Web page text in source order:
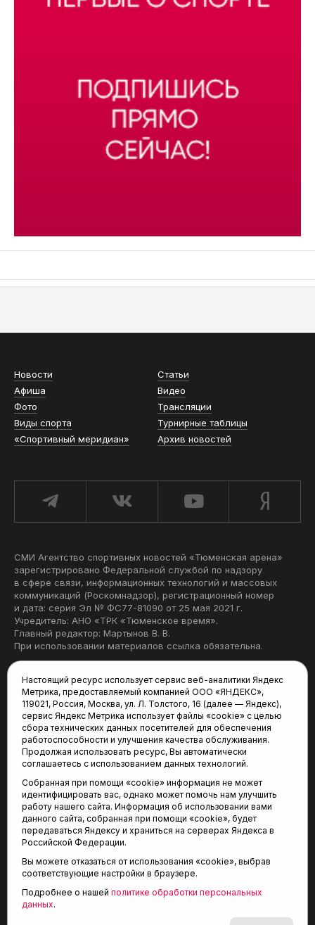
Новости
Статьи
Афиша
Видео
Фото
Трансляции
Виды спорта
Турнирные таблицы
«Спортивный меридиан»
Архив новостей
СМИ Агентство спортивных новостей «Тюменская арена»
зарегистрировано Федеральной службой по надзору
в сфере связи, информационных технологий и массовых
коммуникаций (Роскомнадзор), регистрационный номер
и дата: серия Эл № ФС77-81090 от 25 мая 2021 г.
Учредитель: АНО «ТРК «Тюменское время».
Главный редактор: Мартынов В. В.
При использовании материалов ссылка обязательна.
Редакция:
625035, Тюмень, пр. Геологоразведчиков, 28А
(3452) 68-22-28
tum-arena@mail.ru
Отдел продаж:
(3452) 68-89-78
kotovaev@sibinformburo.ru
© 2001-2026 Агентство спортивных новостей
Настоящий ресурс использует сервис веб-аналитики Яндекс
Метрика, предоставляемый компанией ООО «ЯНДЕКС»,
119021, Россия, Москва, ул. Л. Толстого, 16 (далее — Яндекс),
сервис Яндекс Метрика использует файлы «cookie» с целью
сбора технических данных посетителей для обеспечения
работоспособности и улучшения качества обслуживания.
Продолжая использовать ресурс, Вы автоматически
соглашаетесь с использованием данных технологий.
Собранная при помощи «cookie» информация не может
идентифицировать вас, однако может помочь нам улучшить
работу нашего сайта. Информация об использовании вами
данного сайта, собранная при помощи «cookie», будет
передаваться Яндексу и храниться на серверах Яндекса в
Российской Федерации.
Вы можете отказаться от использования «cookie», выбрав
соответствующие настройки в браузере.
Подробнее о нашей политике обработки персональных
данных.